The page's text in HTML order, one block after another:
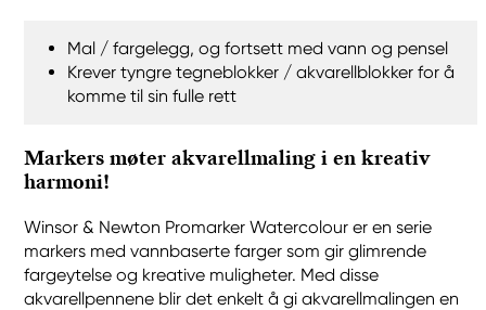
Mal / fargelegg, og fortsett med vann og pensel
Krever tyngre tegneblokker / akvarellblokker for å
komme til sin fulle rett
Markers møter akvarellmaling i en kreativ
harmoni!
Winsor & Newton Promarker Watercolour er en serie
markers med vannbaserte farger som gir glimrende
fargeytelse og kreative muligheter. Med disse
akvarellpennene blir det enkelt å gi akvarellmalingen en